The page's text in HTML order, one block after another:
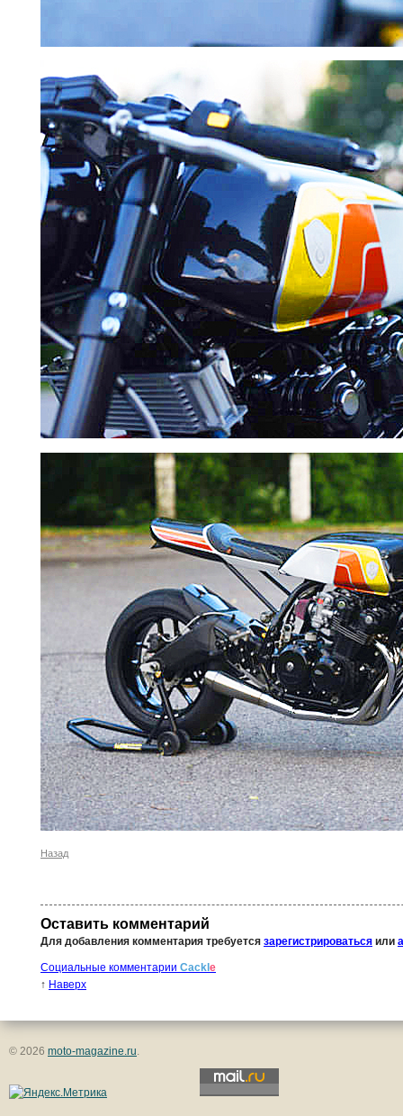
Назад
Оставить комментарий
Для добавления комментария требуется зарегистрироваться или
Социальные комментарии Cackle
↑ Наверх
© 2026 moto-magazine.ru